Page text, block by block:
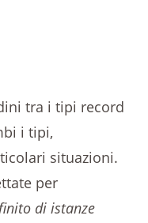
tra i tipi record
i tipi,
situazioni.
per
di istanze